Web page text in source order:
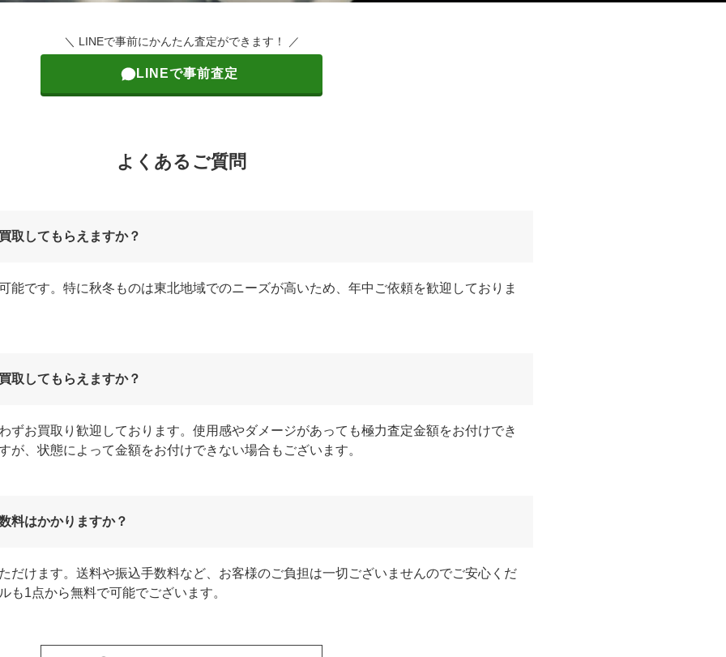
＼ LINEで事前にかんたん査定ができます！ ／
LINEで事前査定
よくあるご質問
取してもらえますか？
能です。特に秋冬ものは東北地域でのニーズが高いため、年中ご依頼を歓迎しておりま
取してもらえますか？
ずお買取り歓迎しております。使用感やダメージがあっても極力査定金額をお付けでき
が、状態によって金額をお付けできない場合もございます。
料はかかりますか？
だけます。送料や振込手数料など、お客様のご負担は一切ございませんのでご安心くだ
も1点から無料で可能でございます。